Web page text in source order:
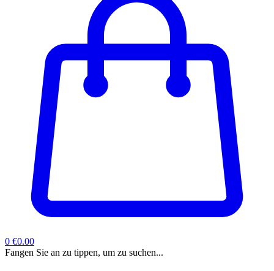
0 €0.00
Fangen Sie an zu tippen, um zu suchen...